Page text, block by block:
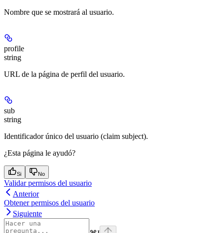
Nombre que se mostrará al usuario.
profile
string
URL de la página de perfil del usuario.
sub
string
Identificador único del usuario (claim subject).
¿Esta página le ayudó?
Si No
Validar permisos del usuario
Anterior
Obtener permisos del usuario
Siguiente